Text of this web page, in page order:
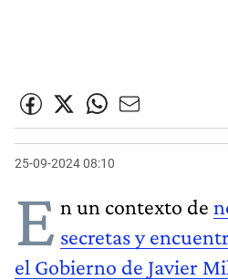
25-09-2024 08:10
E n un contexto de
secretas y
el Gobierno de Javier